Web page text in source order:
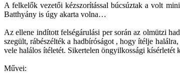
A felkelők vezetői kézszorítással búcsúztak a volt
Batthyány is úgy akarta volna…
Az ellene indított felségárulási per során az olmützi
szegült, rábészélték a hadbíróságot , hogy ítélje
vele halálos ítéletét. Sikertelen öngyilkossági kísérletét
Művei: